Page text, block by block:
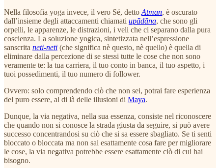
Nella filosofia yoga invece, il vero Sé, detto Atman, è oscurato
dall’insieme degli attaccamenti chiamati upādāna, che sono gli
orpelli, le apparenze, le distrazioni, i veli che ci separano dalla pura
coscienza. La soluzione yogica, sintetizzata nell’espressione
sanscrita neti-neti (che significa nè questo, nè quello) è quella di
eliminare dalla percezione di se stessi tutte le cose che non sono
veramente te: la tua carriera, il tuo conto in banca, il tuo aspetto, i
tuoi possedimenti, il tuo numero di follower.
Ovvero: solo comprendendo ciò che non sei, potrai fare esperienza
del puro essere, al di là delle illusioni di Maya.
Dunque, la via negativa, nella sua essenza, consiste nel riconoscere
che quando non si conosce la strada giusta da seguire, si può avere
successo concentrandosi su ciò che si sa essere sbagliato. Se ti senti
bloccato o bloccata ma non sai esattamente cosa fare per migliorare
le cose, la via negativa potrebbe essere esattamente ciò di cui hai
bisogno.